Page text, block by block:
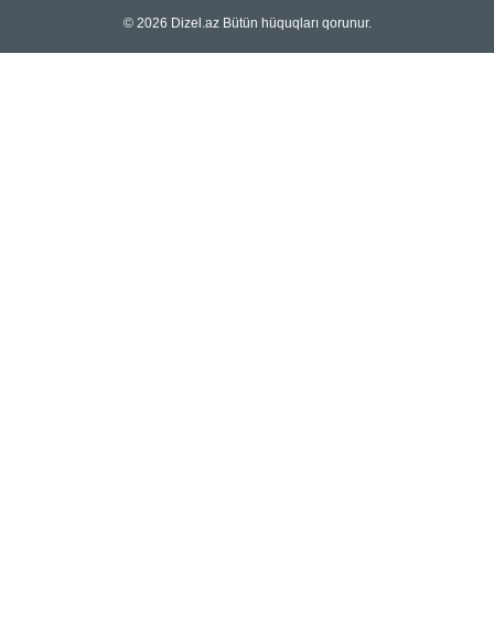
© 2026 Dizel.az Bütün hüquqları qorunur.